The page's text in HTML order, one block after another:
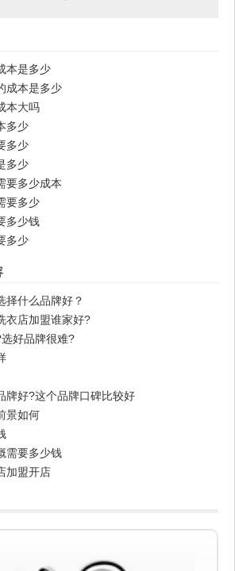
本是多少
成本是多少
本大吗
多少
多少
多少
要多少成本
要多少
多少钱
多少
择什么品牌好？
衣店加盟谁家好?
好品牌很难?
牌好?这个品牌口碑比较好
景如何
需要多少钱
加盟开店